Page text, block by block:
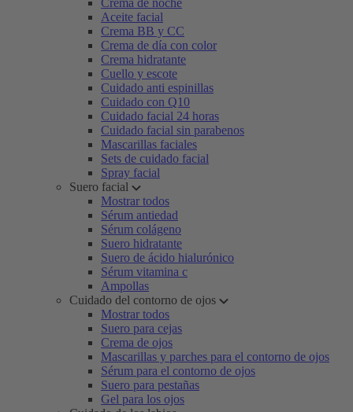
Crema de noche
Aceite facial
Crema BB y CC
Crema de día con color
Crema hidratante
Cuello y escote
Cuidado anti espinillas
Cuidado con Q10
Cuidado facial 24 horas
Cuidado facial sin parabenos
Mascarillas faciales
Sets de cuidado facial
Spray facial
Suero facial
Mostrar todos
Sérum antiedad
Sérum colágeno
Suero hidratante
Suero de ácido hialurónico
Sérum vitamina c
Ampollas
Cuidado del contorno de ojos
Mostrar todos
Suero para cejas
Crema de ojos
Mascarillas y parches para el contorno de ojos
Sérum para el contorno de ojos
Suero para pestañas
Gel para los ojos